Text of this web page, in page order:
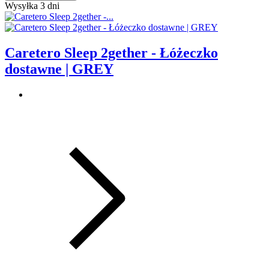
Wysyłka 3 dni
Caretero Sleep 2gether - Łóżeczko
dostawne | GREY